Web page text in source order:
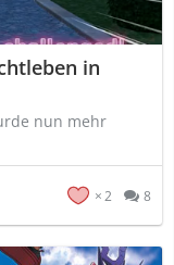
in
nun mehr
2 8